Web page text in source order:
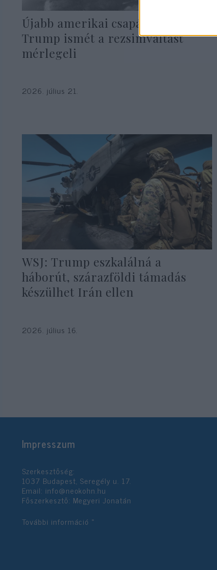
Újabb amerikai csapások Iránra,
Trump ismét a rezsimváltást
mérlegeli
2026. július 21.
WSJ: Trump eszkalálná a
háborút, szárazföldi támadás
készülhet Irán ellen
2026. július 16.
Impresszum
Szerkesztőség:
1037 Budapest, Seregély u. 17.
Email: info@neokohn.hu
Főszerkesztő: Megyeri Jonatán
További információ »